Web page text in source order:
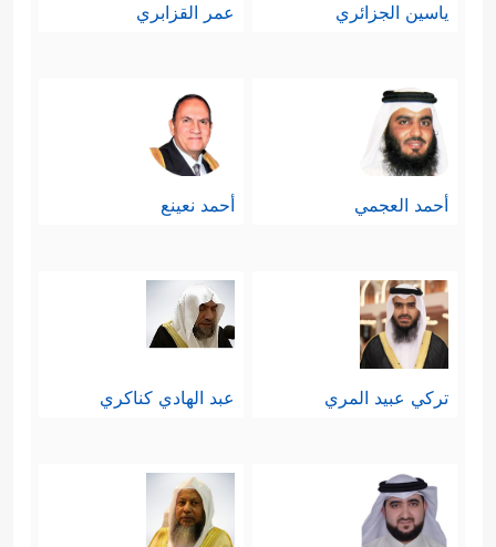
ياسين الجزائري عمر القزابري
أحمد العجمي أحمد نعينع
تركي عبيد المري عبد الهادي كناكري